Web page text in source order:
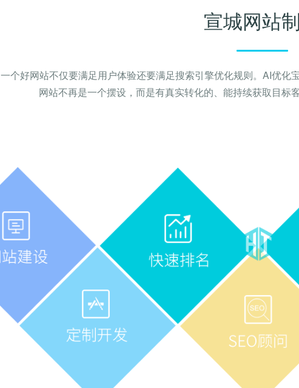
宣城网站
一个好网站不仅要满足用户体验还要满足搜索引擎优化规则。AI优化
网站不再是一个摆设，而是有真实转化的、能持续获取目标